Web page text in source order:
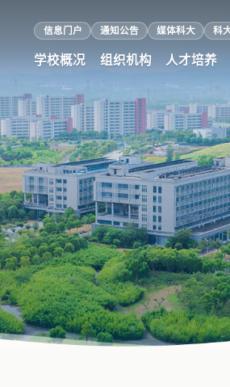
信息门户 通知公告 媒体科大 科
学校概况 组织机构 人才培养